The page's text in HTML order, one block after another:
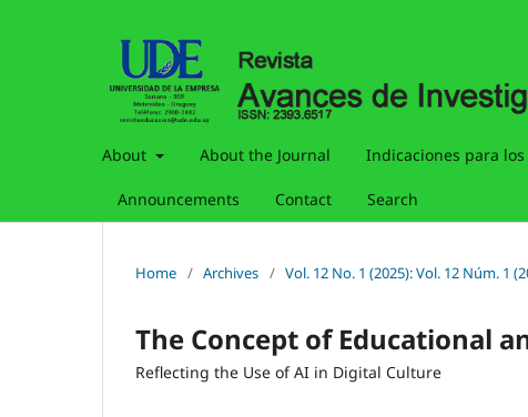
About About the Journal Indicaciones para
Announcements Contact Search
Home / Archives / Vol. 12 No. 1 (2025): Vol. 12 Núm. 1
The Concept of Educational
Reflecting the Use of AI in Digital Culture